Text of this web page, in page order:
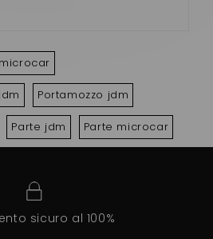
Portamozzo jdm
Parte jdm Parte microcar
sicuro al 100%